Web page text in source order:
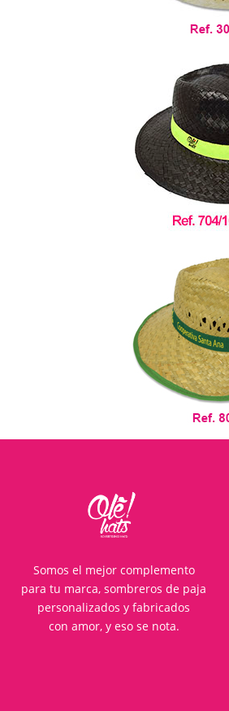
Somos el mejor complemento
para tu marca, sombreros de paja
personalizados y fabricados
con amor, y eso se nota.